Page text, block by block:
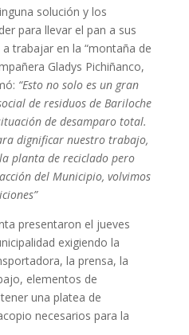
solución y los
para llevar el pan a sus
trabajar en la “montaña de
Gladys Pichiñanco,
“Esto no solo es un gran
de residuos de Bariloche
de desamparo total.
dignificar nuestro trabajo,
planta de reciclado pero
del Municipio, volvimos
presentaron el jueves
exigiendo la
la prensa, la
elementos de
una platea de
necesarios para la